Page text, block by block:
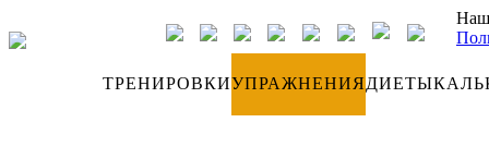
ТРЕНИРОВКИУПРАЖНЕНИЯДИЕТЫ